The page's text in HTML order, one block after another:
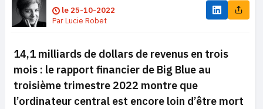
le 25-10-2022
ParLucie Robet
14,1 milliards de dollars de revenus en trois
mois : le rapport financier de Big Blue au
troisième trimestre 2022 montre que
l’ordinateur central est encore loin d’être mort